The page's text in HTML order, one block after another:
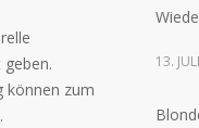
können zum
13.